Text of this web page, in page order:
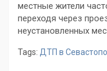
местные жители
переходя через
неустановленных
Tags: ДТП в